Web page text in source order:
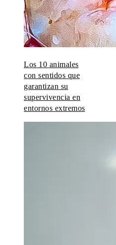
Los 10 animales
con sentidos que
garantizan su
supervivencia en
entornos extremos